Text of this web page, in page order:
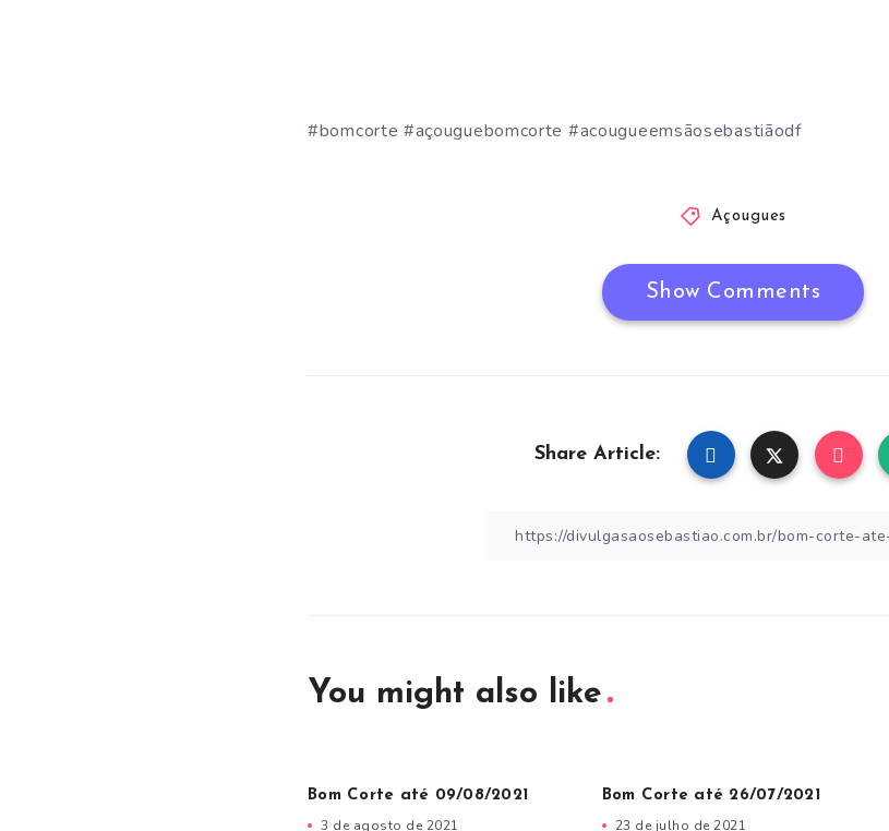
#bomcorte #açouguebomcorte #acougueemsãosebastiãodf
Açougues
Show Comments
Share Article:
You might also like
Bom Corte até 09/08/2021
3 de agosto de 2021
Bom Corte até 26/07/2021
23 de julho de 2021